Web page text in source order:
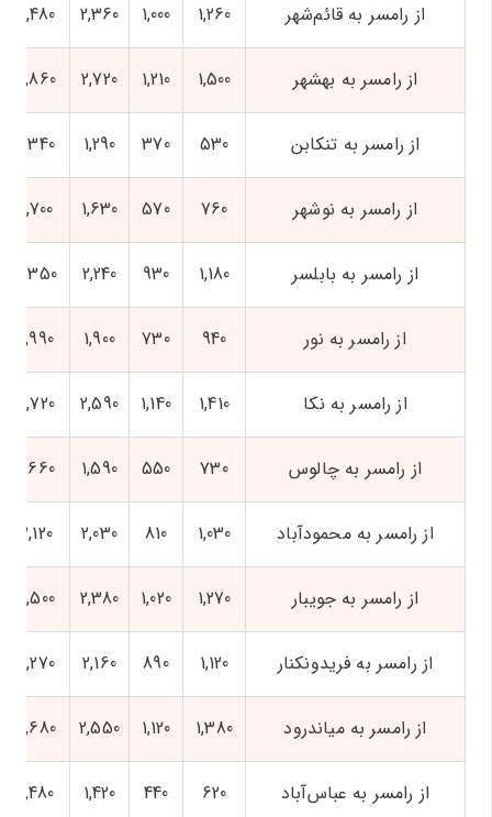
از رامسر به قائم‌شهر 1,260
1,000
2,360
2,480
از رامسر به بهشهر 1,500
1,210
2,720
2,860
از رامسر به تنکابن 530
370
1,290
1,340
از رامسر به نوشهر 760
570
1,630
1,700
از رامسر به بابلسر 1,180
930
2,240
2,350
از رامسر به نور 940
730
1,900
1,990
از رامسر به نکا 1,410
1,140
2,590
2,720
از رامسر به چالوس 730
550
1,590
1,660
از رامسر به محمودآباد 1,030
810
2,030
2,120
از رامسر به جویبار 1,270
1,020
2,380
2,500
از رامسر به فریدونکنار 1,120
890
2,160
2,270
از رامسر به میاندرود 1,380
1,120
2,550
2,680
از رامسر به عباس‌آباد 620
440
1,420
1,480